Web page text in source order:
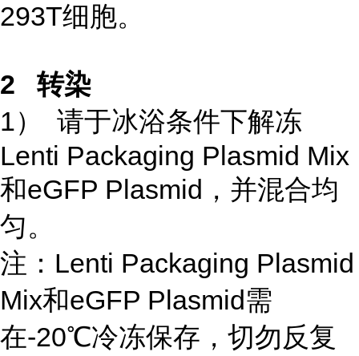
293T细胞。
2 转染
1） 请于冰浴条件下解冻
Lenti Packaging Plasmid Mix
和eGFP Plasmid，并混合均
匀。
注：Lenti Packaging Plasmid
Mix和eGFP Plasmid需
在-20℃冷冻保存，切勿反复